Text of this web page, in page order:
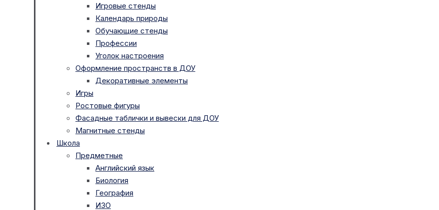
Игровые стенды
Календарь природы
Обучающие стенды
Профессии
Уголок настроения
Оформление пространств в ДОУ
Декоративные элементы
Игры
Ростовые фигуры
Фасадные таблички и вывески для ДОУ
Магнитные стенды
Школа
Предметные
Английский язык
Биология
География
ИЗО